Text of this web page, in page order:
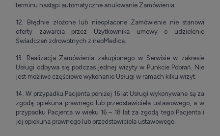
terminu nastąpi automatyczne anulowanie Zamówienia.
12. Błędnie złożone lub nieopłacone Zamówienie nie stanowi
oferty zawarcia przez Użytkownika umowy o udzielenie
Świadczeń zdrowotnych z neoMedica.
13. Realizacja Zamówienia zakupionego w Serwisie w zakresie
Usługi odbywa się podczas jednej wizyty w Punkcie Pobrań. Nie
jest możliwe częściowe wykonanie Usługi w ramach kilku wizyt.
14. W przypadku Pacjenta poniżej 16 lat Usługi wykonywane są za
zgodą opiekuna prawnego lub przedstawiciela ustawowego, a w
przypadku Pacjenta w wieku 16 – 18 lat za zgodą tego Pacjenta i
jej opiekuna prawnego lub przedstawiciela ustawowego.